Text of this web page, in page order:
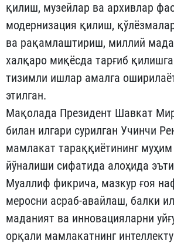
қилиш, музейлар ва архивлар
модернизация қилиш,
ва рақамлаштириш, миллий
халқаро миқёсда тарғиб
тизимли ишлар амалга
этилган.
Мақолада Президент Шавкат
билан илгари сурилган Учинчи
мамлакат тараққиётининг муҳим
йўналиши сифатида алоҳида
Муаллиф фикрича, мазкур ғоя
меросни асраб-авайлаш, балки
маданият ва инновацияларни
орқали мамлакатнинг